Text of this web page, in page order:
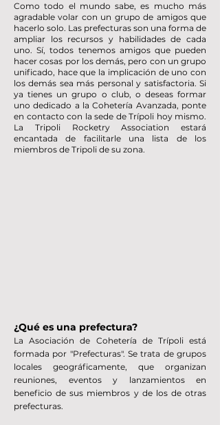
Como todo el mundo sabe, es mucho más
agradable volar con un grupo de amigos que
hacerlo solo. Las prefecturas son una forma de
ampliar los recursos y habilidades de cada
uno. Sí, todos tenemos amigos que pueden
hacer cosas por los demás, pero con un grupo
unificado, hace que la implicación de uno con
los demás sea más personal y satisfactoria. Si
ya tienes un grupo o club, o deseas formar
uno dedicado a la Cohetería Avanzada, ponte
en contacto con la sede de Trípoli hoy mismo.
La Tripoli Rocketry Association estará
encantada de facilitarle una lista de los
miembros de Tripoli de su zona.
¿Qué es una prefectura?
La Asociación de Cohetería de Trípoli está
formada por "Prefecturas". Se trata de grupos
locales geográficamente, que organizan
reuniones, eventos y lanzamientos en
beneficio de sus miembros y de los de otras
prefecturas.